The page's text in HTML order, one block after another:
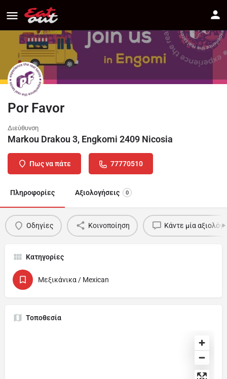
Por Favor
Διεύθυνση
Markou Drakou 3, Engkomi 2409 Nicosia
Πως να πάτε 77770510
Πληροφορίες Αξιολογήσεις 0
Οδηγίες Κοινοποίηση Κάντε μία
Κατηγορίες
Μεξικάνικα / Mexican
Τοποθεσία